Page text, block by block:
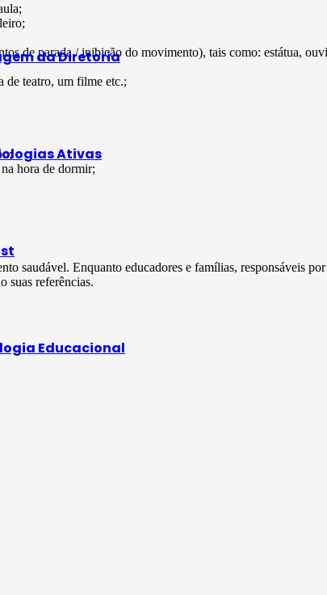
da Diretoria
Ativas
Educacional
de parada / inibição do movimento), tais como: estátua,
de teatro, um filme etc.;
hora de dormir;
saudável. Enquanto educadores e famílias, responsáveis
suas referências.